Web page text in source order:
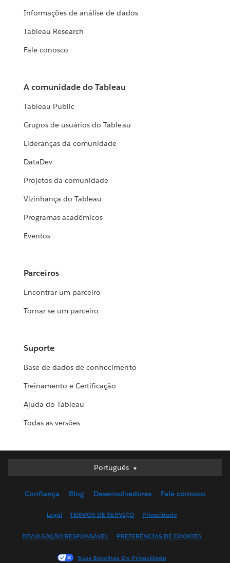
Informações de análise de dados
Tableau Research
Fale conosco
A comunidade do Tableau
Tableau Public
Grupos de usuários do Tableau
Lideranças da comunidade
DataDev
Projetos da comunidade
Vizinhança do Tableau
Programas acadêmicos
Eventos
Parceiros
Encontrar um parceiro
Tornar-se um parceiro
Suporte
Base de dados de conhecimento
Treinamento e Certificação
Ajuda do Tableau
Todas as versões
Português
Português
English (UK)
Français (Canada)
Confiança Blog Desenvolvedores Fale conosco
Legal TERMOS DE SERVIÇO Privacidade
DIVULGAÇÃO RESPONSÁVEL PREFERÊNCIAS DE COOKIES
Suas Escolhas De Privacidade